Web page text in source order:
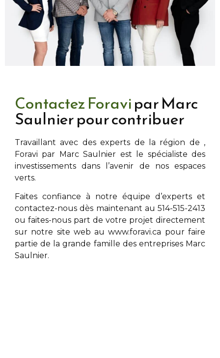
Contactez Foravipar Marc
Saulnier pour contribuer
Travaillant avec des experts de la région de ,
Foravi par Marc Saulnier est le spécialiste des
investissements dans l’avenir de nos espaces
verts.
Faites confiance à notre équipe d’experts et
contactez-nous dès maintenant au 514-515-2413
ou faites-nous part de votre projet directement
sur notre site web auwww.foravi.ca pour faire
partie de la grande famille des entreprises Marc
Saulnier.